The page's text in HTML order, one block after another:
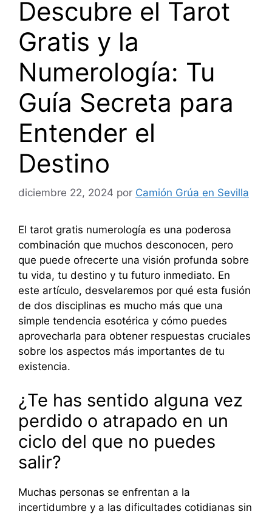
Descubre el Tarot
Gratis y la
Numerología: Tu
Guía Secreta para
Entender el
Destino
diciembre 22, 2024 por Camión Grúa en Sevilla
El tarot gratis numerología es una poderosa
combinación que muchos desconocen, pero
que puede ofrecerte una visión profunda sobre
tu vida, tu destino y tu futuro inmediato. En
este artículo, desvelaremos por qué esta fusión
de dos disciplinas es mucho más que una
simple tendencia esotérica y cómo puedes
aprovecharla para obtener respuestas cruciales
sobre los aspectos más importantes de tu
existencia.
¿Te has sentido alguna vez
perdido o atrapado en un
ciclo del que no puedes
salir?
Muchas personas se enfrentan a la
incertidumbre y a las dificultades cotidianas sin